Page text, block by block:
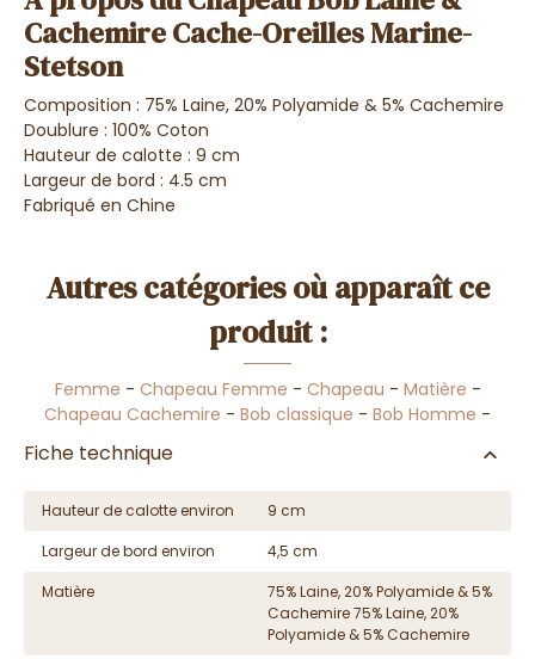
Cachemire Cache-Oreilles Marine-
Stetson
Composition : 75% Laine, 20% Polyamide & 5% Cachemire
Doublure : 100% Coton
Hauteur de calotte : 9 cm
Largeur de bord : 4.5 cm
Fabriqué en Chine
Autres catégories où apparaît ce
produit :
Femme - Chapeau Femme - Chapeau - Matière -
Chapeau Cachemire - Bob classique - Bob Homme -
Fiche technique
Hauteur de calotte environ
9 cm
Largeur de bord environ
4,5 cm
Matière
75% Laine, 20% Polyamide & 5%
Cachemire 75% Laine, 20%
Polyamide & 5% Cachemire